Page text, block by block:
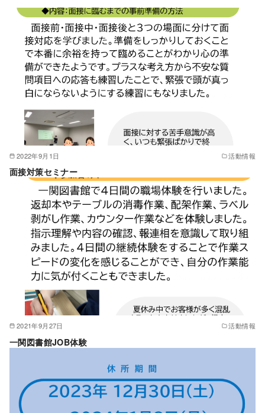
2022年9月1日 活動情報
面接対策セミナー
2021年9月27日 活動情報
一関図書館JOB体験